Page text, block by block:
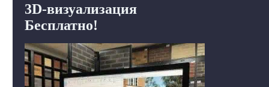
3D-визуализация
Бесплатно!